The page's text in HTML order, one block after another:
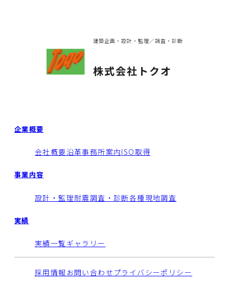
建築企画・設計・監理／調査・診断
株式会社トクオ
企業概要
会社概要沿革事務所案内ISO取得
事業内容
設計・監理耐震調査・診断各種現地調査
実績
実績一覧 ギャラリー
採用情報 お問い合わせ プライバシーポリシー